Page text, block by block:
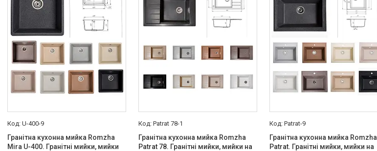
U-400-9
Гранітна кухонна мийка Romzha
Mira U-400. Гранітні мийки, мийки
Patrat 78-1
Гранітна кухонна мийка Romzha
Patrat 78. Гранітні мийки, мийки на
Patrat-9
Гранітна кухонна мийка Romzha
Patrat. Гранітні мийки, мийки на